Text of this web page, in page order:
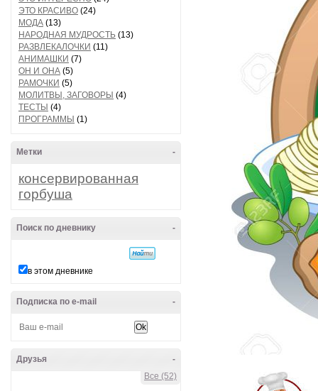
ЭТО КРАСИВО (24)
МОДА (13)
НАРОДНАЯ МУДРОСТЬ (13)
РАЗВЛЕКАЛОЧКИ (11)
АНИМАШКИ (7)
ОН И ОНА (5)
РАМОЧКИ (5)
МОЛИТВЫ, ЗАГОВОРЫ (4)
ТЕСТЫ (4)
ПРОГРАММЫ (1)
-
Метки
консервированная
горбуша
-
Поиск по дневнику
в этом дневнике
-
Подписка по e-mail
-
Друзья
Все (52)